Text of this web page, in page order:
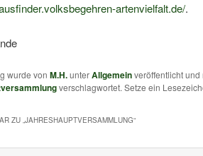
artenvielfalt.de/.
wurde von M.H.unterAllgemeinveröffentlicht und
verschlagwortet. Setze ein
ZU „JAHRESHAUPTVERSAMMLUNG“